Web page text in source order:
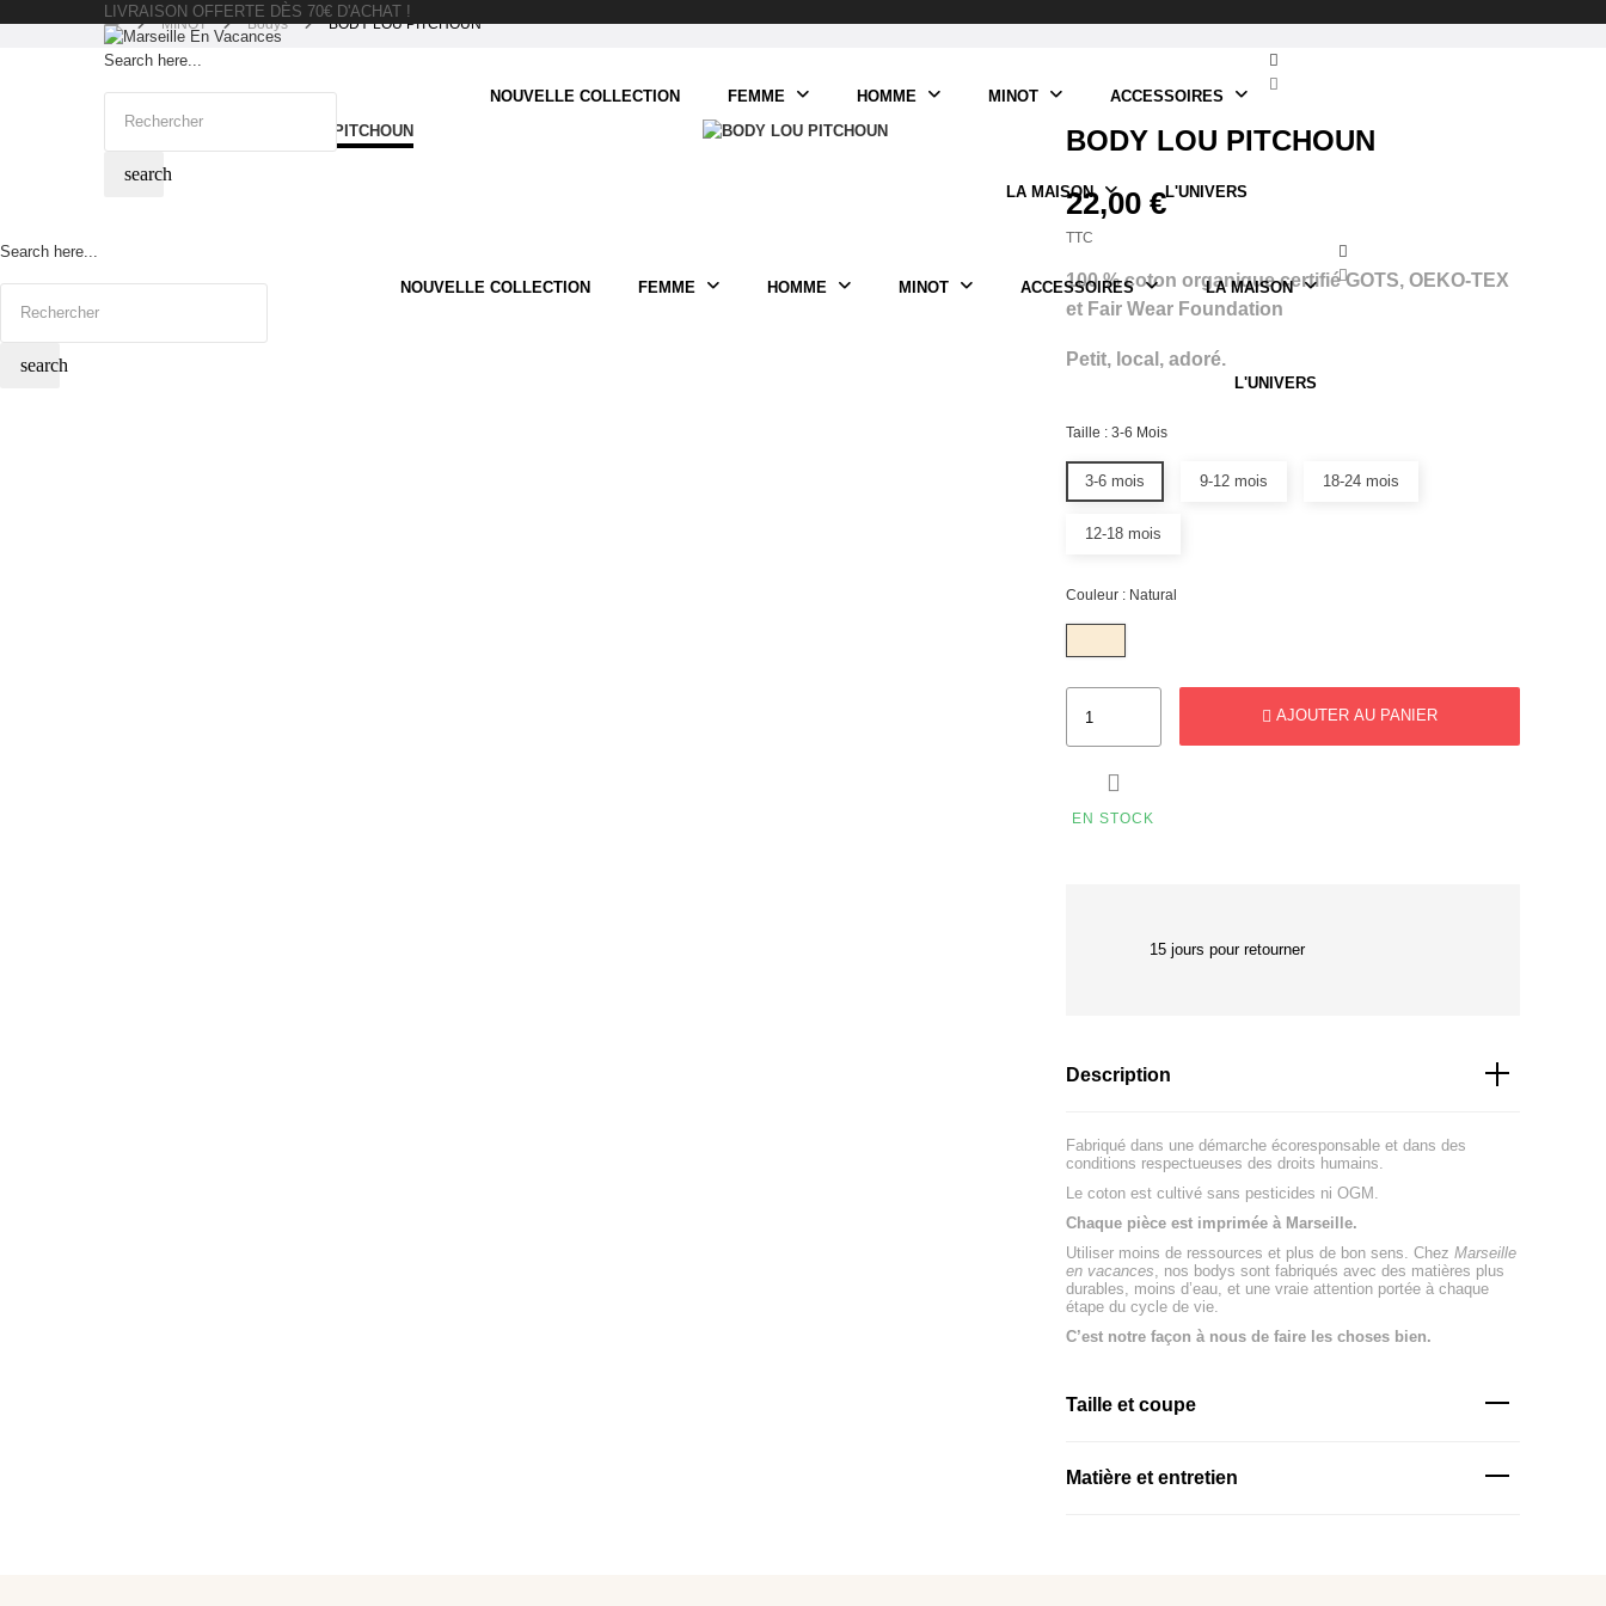
LIVRAISON OFFERTE DÈS 70€ D'ACHAT !
Search here...
search
NOUVELLE COLLECTION FEMME HOMME MINOT ACCESSOIRES
LA MAISON L'UNIVERS
Search here...
search
NOUVELLE COLLECTION FEMME HOMME MINOT ACCESSOIRES LA MAISON
L'UNIVERS
MINOT Bodys BODY LOU PITCHOUN
BODY LOU PITCHOUN
22,00 €
TTC
100 % coton organique certifié GOTS, OEKO-TEX
et Fair Wear Foundation
Petit, local, adoré.
Taille : 3-6 Mois
3-6 mois 9-12 mois 18-24 mois
12-18 mois
Couleur : Natural
AJOUTER AU PANIER

EN STOCK
15 jours pour retourner
Description
Fabriqué dans une démarche écoresponsable et dans des
conditions respectueuses des droits humains.
Le coton est cultivé sans pesticides ni OGM.
Chaque pièce est imprimée à Marseille.
Utiliser moins de ressources et plus de bon sens. Chez Marseille
en vacances, nos bodys sont fabriqués avec des matières plus
durables, moins d’eau, et une vraie attention portée à chaque
étape du cycle de vie.
C’est notre façon à nous de faire les choses bien.
Taille et coupe
Matière et entretien